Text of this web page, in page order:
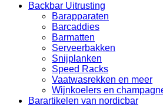
Backbar Uitrusting
Barapparaten
Barcaddies
Barmatten
Serveerbakken
Snijplanken
Speed Racks
Vaatwasrekken en meer
Wijnkoelers en
Barartikelen van nordicbar